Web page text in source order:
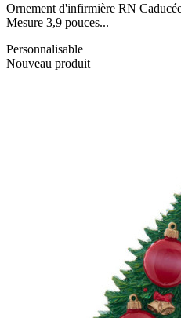
Ornement d'infirmière RN
Mesure 3,9 pouces...
Personnalisable
Nouveau produit